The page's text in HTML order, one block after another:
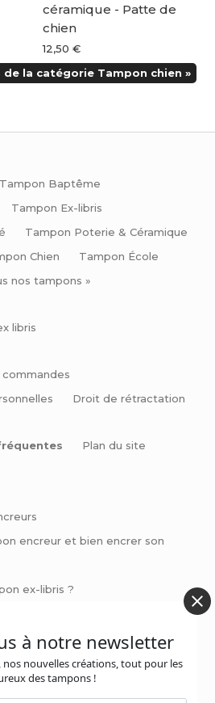
céramique - Patte de
chien
12,50 €
la catégorie Tampon chien »
Tampon Baptême
Tampon Ex-libris
Tampon Poterie & Céramique
Chien
Tampon École
nos tampons »
libris
commandes
Droit de rétractation
Plan du site
encreur et bien encrer son
ex-libris ?
vos livres et invitations
à notre newsletter
nos nouvelles créations, tout pour les
des tampons !